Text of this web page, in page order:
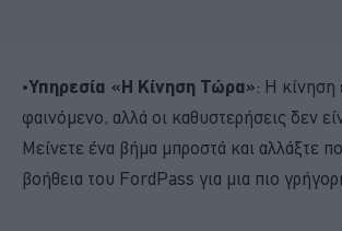
•Υπηρεσία «Η Κίνηση Τώρα»: Η κίνηση
φαινόμενο, αλλά οι καθυστερήσεις δεν
Μείνετε ένα βήμα μπροστά και αλλάξτε
βοήθεια του FordPass για μια πιο